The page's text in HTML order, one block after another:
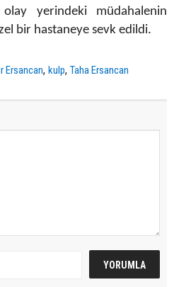
yerindeki müdahalenin
bir hastaneye sevk edildi.
Ersancan,kulp,Taha Ersancan